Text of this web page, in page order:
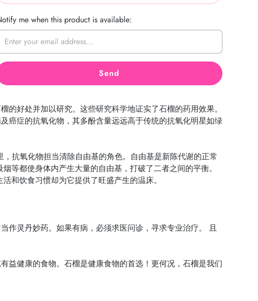
me when this product is available:
好处并加以研究。这些研究科学地证实了石榴的药用效果。
癌症的抗氧化物，其多酚含量远远高于传统的抗氧化明星如绿
抗氧化物担当清除自由基的角色。自由基是新陈代谢的正常
等都使身体内产生大量的自由基，打破了二者之间的平衡。
和饮食习惯却为它提供了旺盛产生的温床。
作灵丹妙药。如果有病，必须求医问诊，寻求专业治疗。 且
益健康的食物。石榴是健康食物的首选！更何况，石榴是我们